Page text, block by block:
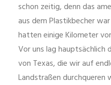
schon zeitig, denn das
aus dem Plastikbecher
hatten einige Kilometer
Vor uns lag
von Texas, die wir auf
Landstraßen durchqueren